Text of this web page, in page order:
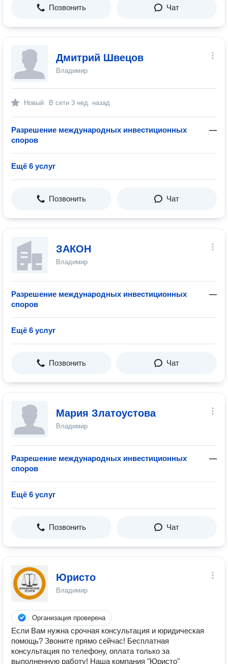
Позвонить Чат
Дмитрий Швецов
Владимир
Новый В сети 3 нед. назад
Разрешение международных инвестиционных
споров
—
Ещё 6 услуг
Позвонить Чат
ЗАКОН
Владимир
Разрешение международных инвестиционных
споров
—
Ещё 6 услуг
Позвонить Чат
Мария Златоустова
Владимир
Разрешение международных инвестиционных
споров
—
Ещё 6 услуг
Позвонить Чат
Юристо
Владимир
Организация проверена
Если Вам нужна срочная консультация и юридическая
помощь? Звоните прямо сейчас! Бесплатная
консультация по телефону, оплата только за
выполненную работу! Наша компания "Юристо"